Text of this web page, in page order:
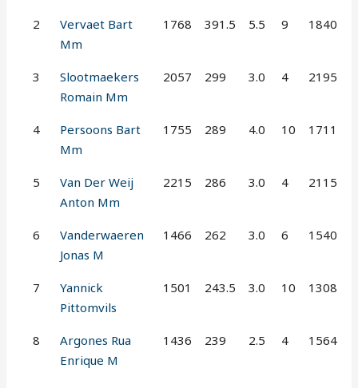
2
Vervaet Bart
Mm
1768 391.5 5.5 9 1840
3
Slootmaekers
Romain Mm
2057 299 3.0 4 2195
4
Persoons Bart
Mm
1755 289 4.0 10 1711
5
Van Der Weij
Anton Mm
2215 286 3.0 4 2115
6
Vanderwaeren
Jonas M
1466 262 3.0 6 1540
7
Yannick
Pittomvils
1501 243.5 3.0 10 1308
8
Argones Rua
Enrique M
1436 239 2.5 4 1564